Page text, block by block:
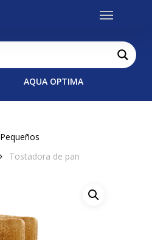
Menu
AQUA OPTIMA
Pequeños
Tostadora de pan